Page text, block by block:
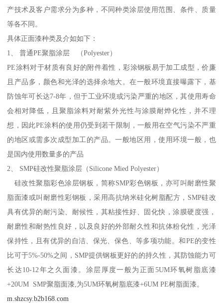
产技术及客户需求分为多种，不同种类涂层使用范围、条件、质量
等各不同。
具体正面漆种类及介如如下：
1、 普通PE聚脂涂层 （Polyester）
PE涂料对于材质有良好的附件着性，彩涂钢板易于加工成型，价廉
且产品多，颜色和光泽的选择余地大。在一般环境直接曝露下，基
防蚀年可长达7-8年，但于工业环境或污染严重的地区，其使用寿命
会相对降低，且聚脂涂料对耐紫外光性与涂膜耐烨化性，并不理
想，因此PE涂料的使用仍受到若干限制，一般用在空气污染不严重
的地区或需多次成型加工的产品。一般地区用，使用环境一般，也
是国内使用数量多的产品
2、 SMP硅改性聚脂涂层（Silicone Mied Polyester）
硅改性聚脂彩色涂层钢板，简称SMP彩色钢板，亦可叫耐磨性聚
脂面漆或叫耐磨性彩钢板，采用高抗纳米硅化树脂配方，SMP硅改
具有优异的耐污染、耐候性，其粘接性好、固化快，涂膜硬度强，
耐磨性和耐热性良好，以及良好的外部耐久性和抗体粉化性，光泽
保持性，且有优异的自洁、保光、保色、等多项功能。和PE的变性
比可于5%-50%之间，SMP提供钢板更好的的持久性，其防蚀能力可
长达10-12年之久面漆。涂层厚度一般为正面5UM环氧树脂底漆
+20UM SMP聚脂面漆,为5UM环氧树脂底漆+6UM PE树脂面漆。
m.shzcsy.b2b168.com